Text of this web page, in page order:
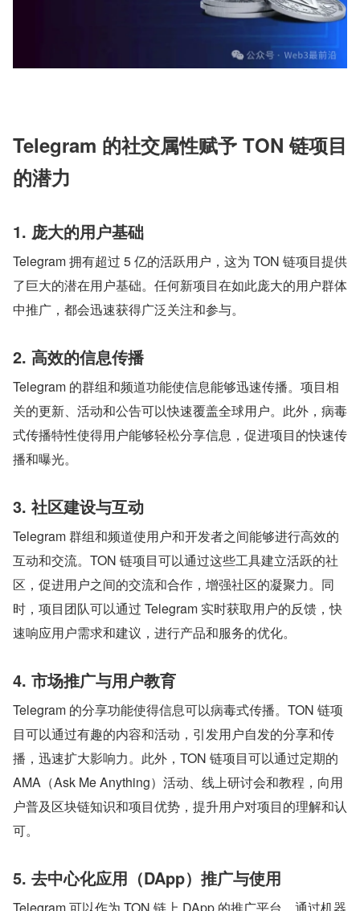
Telegram 的社交属性赋予 TON 链项目
的潜力
1. 庞大的用户基础
Telegram 拥有超过 5 亿的活跃用户，这为 TON 链项目提供
了巨大的潜在用户基础。任何新项目在如此庞大的用户群体
中推广，都会迅速获得广泛关注和参与。
2. 高效的信息传播
Telegram 的群组和频道功能使信息能够迅速传播。项目相
关的更新、活动和公告可以快速覆盖全球用户。此外，病毒
式传播特性使得用户能够轻松分享信息，促进项目的快速传
播和曝光。
3. 社区建设与互动
Telegram 群组和频道使用户和开发者之间能够进行高效的
互动和交流。TON 链项目可以通过这些工具建立活跃的社
区，促进用户之间的交流和合作，增强社区的凝聚力。同
时，项目团队可以通过 Telegram 实时获取用户的反馈，快
速响应用户需求和建议，进行产品和服务的优化。
4. 市场推广与用户教育
Telegram 的分享功能使得信息可以病毒式传播。TON 链项
目可以通过有趣的内容和活动，引发用户自发的分享和传
播，迅速扩大影响力。此外，TON 链项目可以通过定期的
AMA（Ask Me Anything）活动、线上研讨会和教程，向用
户普及区块链知识和项目优势，提升用户对项目的理解和认
可。
5. 去中心化应用（DApp）推广与使用